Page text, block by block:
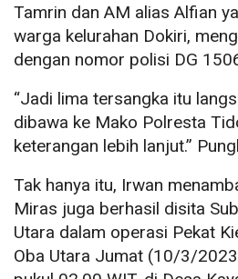
Tamrin dan AM alias Alfian
warga kelurahan Dokiri,
dengan nomor polisi DG
“Jadi lima tersangka itu
dibawa ke Mako Polresta
keterangan lebih lanjut.”
Tak hanya itu, Irwan
Miras juga berhasil disita
Utara dalam operasi Pekat
Oba Utara Jumat (10/3/